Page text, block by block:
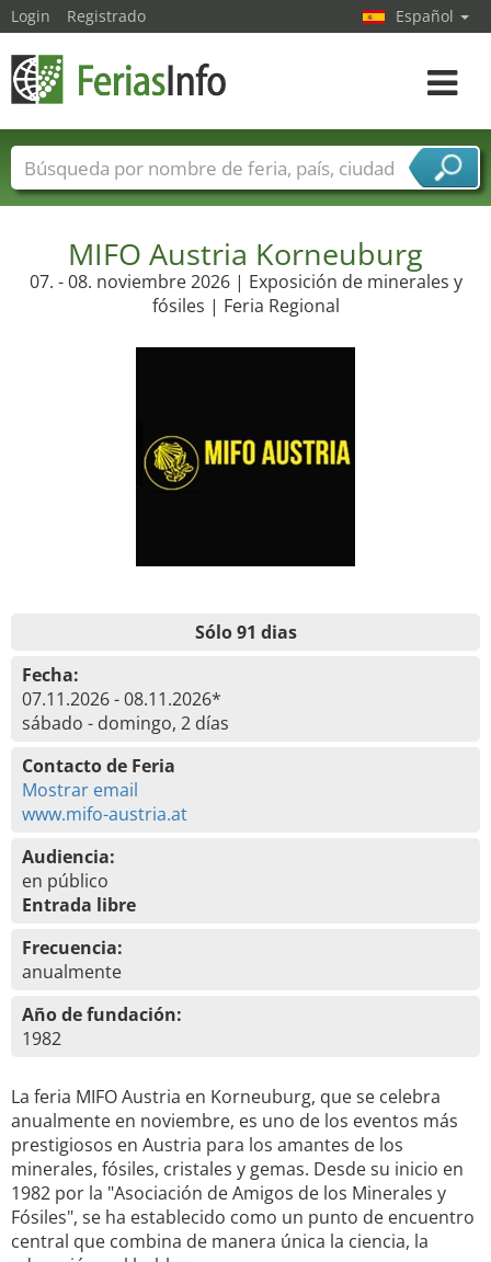
MIFO Austria Korneuburg
07. - 08. noviembre 2026 | Exposición de minerales y
fósiles | Feria Regional
Sólo 91 dias
Fecha:
07.11.2026 - 08.11.2026*
sábado - domingo, 2 días
Contacto de Feria
Mostrar email
www.mifo-austria.at
Audiencia:
en público
Entrada libre
Frecuencia:
anualmente
Año de fundación:
1982
La feria MIFO Austria en Korneuburg, que se celebra
anualmente en noviembre, es uno de los eventos más
prestigiosos en Austria para los amantes de los
minerales, fósiles, cristales y gemas. Desde su inicio en
1982 por la "Asociación de Amigos de los Minerales y
Fósiles", se ha establecido como un punto de encuentro
central que combina de manera única la ciencia, la
Login Registrado Español
toggle
Nombres de ferias Países
Ciudades
Sectores de proveedor de servicios